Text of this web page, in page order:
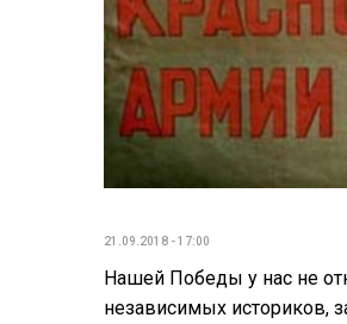
21.09.2018 - 17:00
Нашей Победы у нас не
независимых историков,